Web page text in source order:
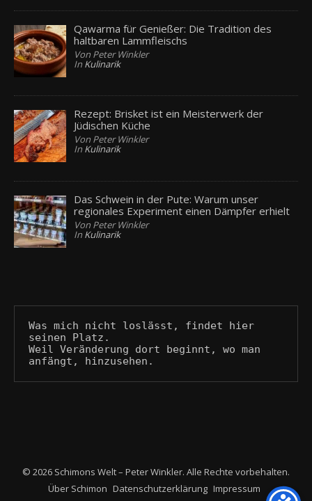
Qawarma für Genießer: Die Tradition des
haltbaren Lammfleischs
Von Peter Winkler
In Kulinarik
Rezept: Brisket ist ein Meisterwerk der
Jüdischen Küche
Von Peter Winkler
In Kulinarik
Das Schwein in der Pute: Warum unser
regionales Experiment einen Dämpfer erhielt
Von Peter Winkler
In Kulinarik
Was mich nicht loslässt, findet hier
seinen Platz.
Weil Veränderung dort beginnt, wo man
anfängt, hinzusehen.
© 2026 Schimons Welt – Peter Winkler. Alle Rechte vorbehalten.
Über Schimon Datenschutzerklärung Impressum